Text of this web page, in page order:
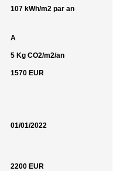
107 kWh/m2 par an
A
5 Kg CO2/m2/an
1570 EUR
01/01/2022
2200 EUR